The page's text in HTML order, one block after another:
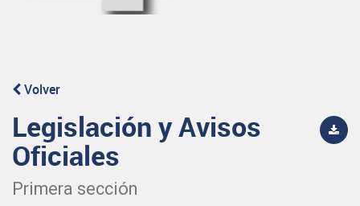
Volver
Legislación y Avisos
Oficiales
Primera sección